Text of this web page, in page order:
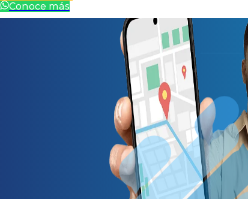
Conoce más